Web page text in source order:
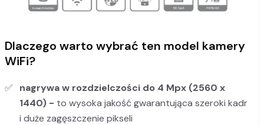
Dlaczego warto wybrać ten model kamery
WiFi?
nagrywa w rozdzielczości do 4 Mpx (2560 x
1440) - to wysoka jakość gwarantująca szeroki kadr
i duże zagęszczenie pikseli